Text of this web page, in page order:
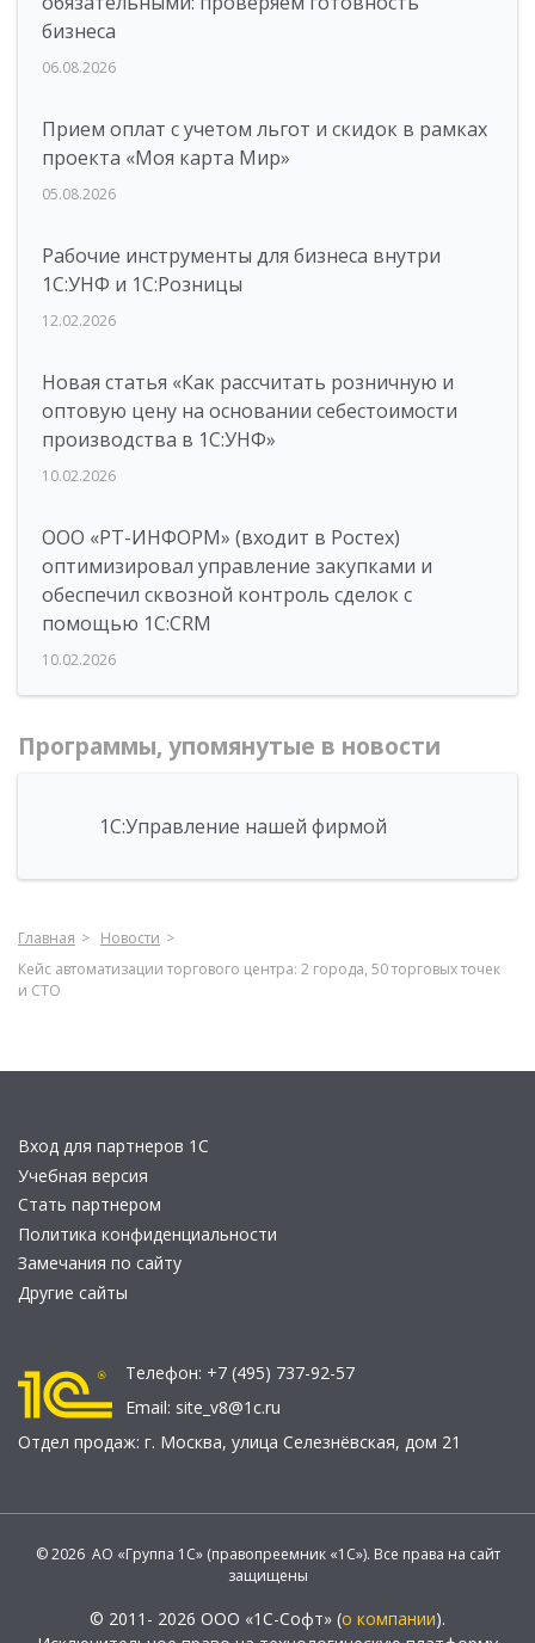
бизнеса
06.08.2026
Прием оплат с учетом льгот и скидок в рамках
проекта «Моя карта Мир»
05.08.2026
Рабочие инструменты для бизнеса внутри
1С:УНФ и 1С:Розницы
12.02.2026
Новая статья «Как рассчитать розничную и
оптовую цену на основании себестоимости
производства в 1С:УНФ»
10.02.2026
ООО «РТ-ИНФОРМ» (входит в Ростех)
оптимизировал управление закупками и
обеспечил сквозной контроль сделок с
помощью 1С:CRM
10.02.2026
Программы, упомянутые в новости
1С:Управление нашей фирмой
Главная
Новости
Кейс автоматизации торгового центра: 2 города, 50 торговых точек
и СТО
Вход для партнеров 1С
Учебная версия
Стать партнером
Политика конфиденциальности
Замечания по сайту
Другие сайты
Телефон: +7 (495) 737-92-57
Email: site_v8@1c.ru
Отдел продаж: г. Москва, улица Селезнёвская, дом 21
© 2026 АО «Группа 1С» (правопреемник «1С»). Все права на сайт
защищены
© 2011- 2026 ООО «1С-Софт» (о компании).